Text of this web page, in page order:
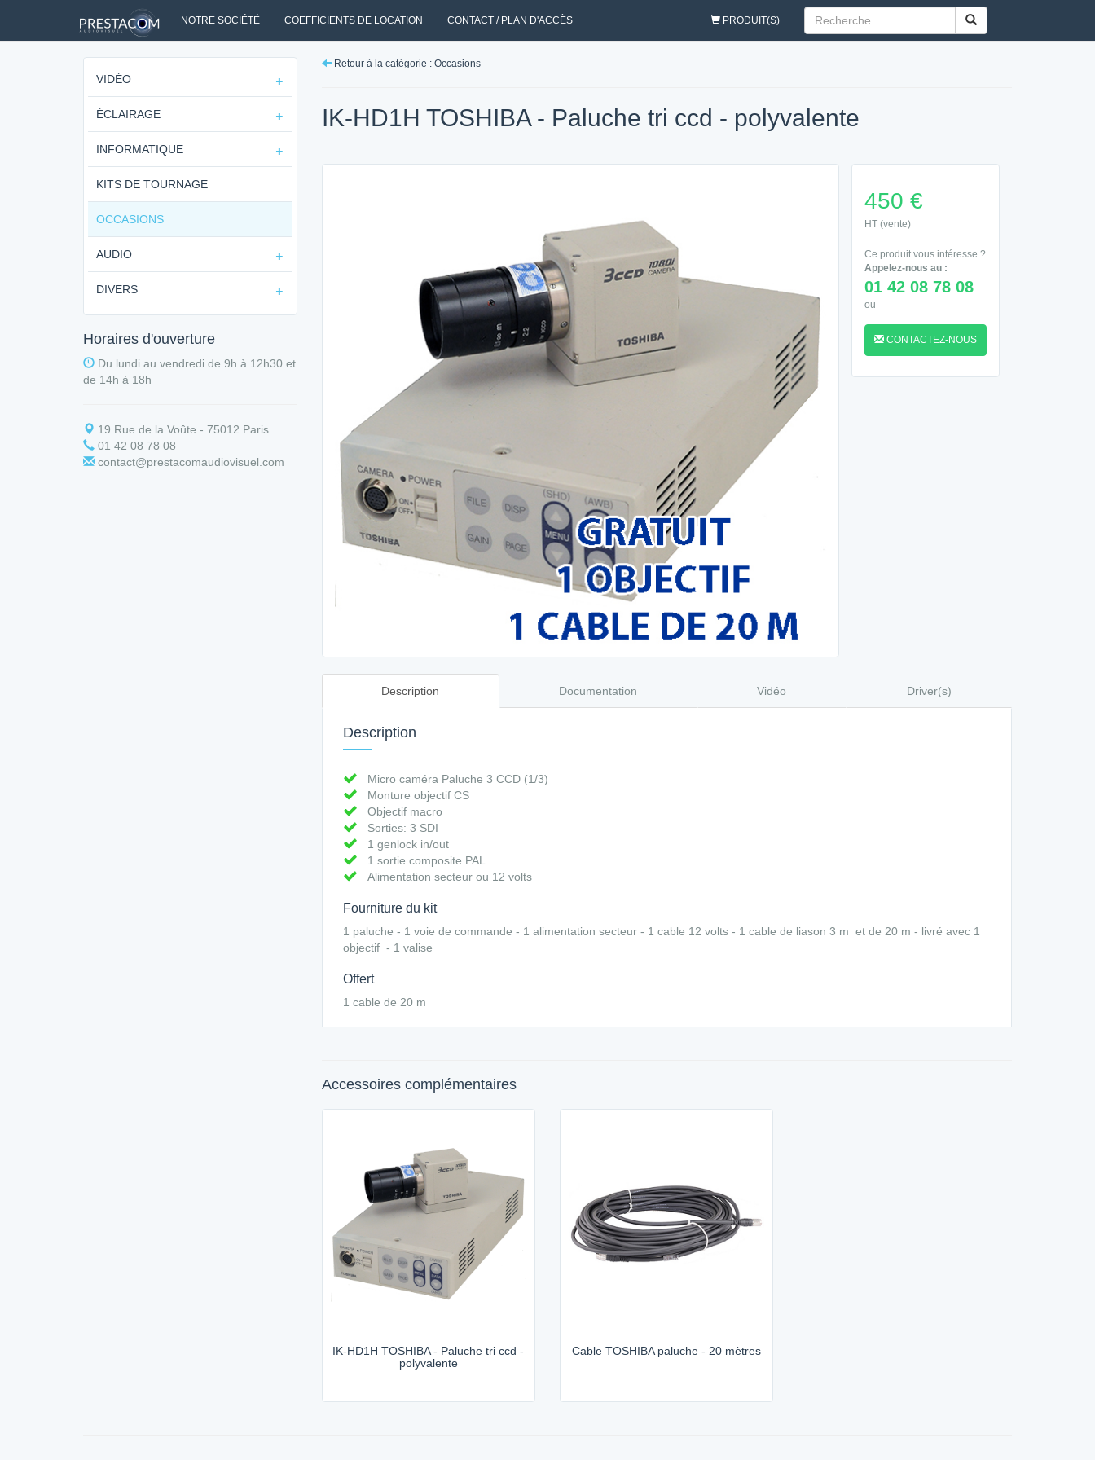
NOTRE SOCIÉTÉ COEFFICIENTS DE LOCATION CONTACT / PLAN D'ACCÈS PRODUIT(S)
VIDÉO
ÉCLAIRAGE
INFORMATIQUE
KITS DE TOURNAGE
OCCASIONS
AUDIO
DIVERS
Horaires d'ouverture
Du lundi au vendredi de 9h à 12h30 et
de 14h à 18h
19 Rue de la Voûte - 75012 Paris
01 42 08 78 08
contact@prestacomaudiovisuel.com
Retour à la catégorie : Occasions
IK-HD1H TOSHIBA - Paluche tri ccd - polyvalente
450 €
HT (vente)
Ce produit vous intéresse ?
Appelez-nous au :
01 42 08 78 08
ou
CONTACTEZ-NOUS
Description Documentation Vidéo Driver(s)
Description
Micro caméra Paluche 3 CCD (1/3)
Monture objectif CS
Objectif macro
Sorties: 3 SDI
1 genlock in/out
1 sortie composite PAL
Alimentation secteur ou 12 volts
Fourniture du kit
1 paluche - 1 voie de commande - 1 alimentation secteur - 1 cable 12 volts - 1 cable de liason 3 m et de 20 m - livré avec 1
objectif - 1 valise
Offert
1 cable de 20 m
Accessoires complémentaires
IK-HD1H TOSHIBA - Paluche tri ccd -
polyvalente
Cable TOSHIBA paluche - 20 mètres